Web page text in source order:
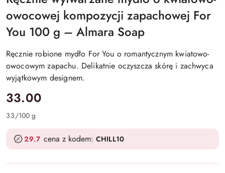
owocowej kompozycji zapachowej For
You 100 g – Almara Soap
Ręcznie robione mydło For You o romantycznym kwiatowo-
owocowym zapachu. Delikatnie oczyszcza skórę i zachwyca
wyjątkowym designem.
cena:
33.00
33/100 g
29.7 cena z kodem: CHILL10